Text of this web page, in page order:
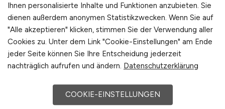
Organisation, Kommunikation und analytische
Fähigkeiten. Um diese Anforderungen
zuverlässig zu erfüllen, ist es wichtig, das eigene
Profil zu kennen und realistisch einzuschätzen,
in welchen Bereichen man sich am besten
Ein spezialisiertes Portal, das als Jobportal Nr. 1
Ihnen personalisierte Inhalte und Funktionen anzubieten. Sie
dienen außerdem anonymen Statistikzwecken. Wenn Sie auf
"Alle akzeptieren" klicken, stimmen Sie der Verwendung aller
Cookies zu. Unter dem Link "Cookie-Einstellungen" am Ende
jeder Seite können Sie Ihre Entscheidung jederzeit
nachträglich aufrufen und ändern. Datenschutzerklärung
COOKIE-EINSTELLUNGEN